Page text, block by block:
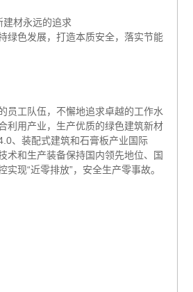
材永远的追求
绿色发展，打造本质安全，落实节能
员工队伍，不懈地追求卓越的工作水
利用产业，生产优质的绿色建筑新材
、装配式建筑和石膏板产业国际
术和生产装备保持国内领先地位、国
实现“近零排放”，安全生产零事故。